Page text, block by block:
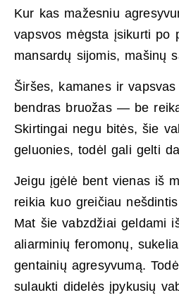
Kur kas mažesniu
vapsvos mėgsta įsikurti po
mansardų sijomis, mašinų
Širšes, kamanes ir
bendras bruožas — be
Skirtingai negu bitės, šie
geluonies, todėl gali gelti
Jeigu įgėlė bent vienas iš
reikia kuo greičiau
Mat šie vabzdžiai geldami
aliarminių feromonų,
gentainių agresyvumą.
sulaukti didelės įpykusių